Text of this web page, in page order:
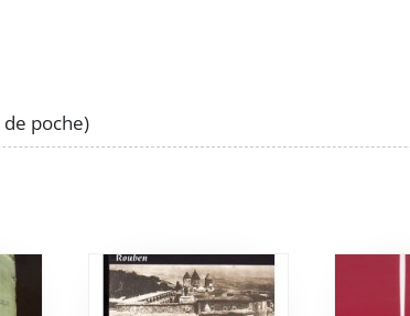
de poche)